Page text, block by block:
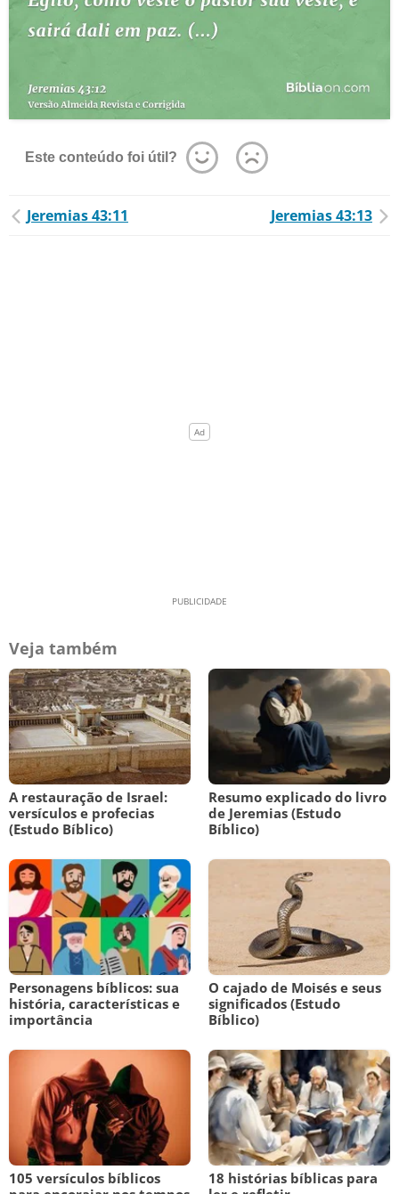
Este conteúdo foi útil?
Jeremias 43:11 Jeremias 43:13
Veja também
A restauração de Israel:
versículos e profecias
(Estudo Bíblico)
Resumo explicado do livro
de Jeremias (Estudo
Bíblico)
Personagens bíblicos: sua
história, características e
importância
O cajado de Moisés e seus
significados (Estudo
Bíblico)
105 versículos bíblicos
18 histórias bíblicas para